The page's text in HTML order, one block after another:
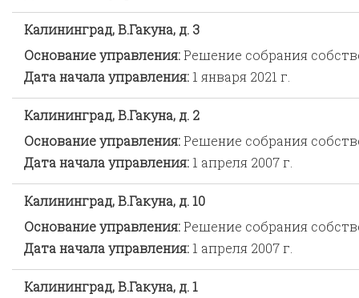
Калининград, В.Гакуна, д. 3
Основание управления:Решение собрания
Дата начала управления: 1 января 2021 г.
Калининград, В.Гакуна, д. 2
Основание управления:Решение собрания
Дата начала управления: 1 апреля 2007 г.
Калининград, В.Гакуна, д. 10
Основание управления:Решение собрания
Дата начала управления: 1 апреля 2007 г.
Калининград, В.Гакуна, д. 1